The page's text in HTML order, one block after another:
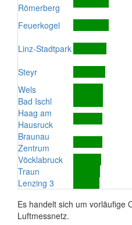
Römerberg
Feuerkogel
Linz-Stadtpark
Steyr
Wels
Bad Ischl
Haag am
Hausruck
Braunau
Zentrum
Vöcklabruck
Traun
Lenzing 3
Es handelt sich um vorläufige
Luftmessnetz.